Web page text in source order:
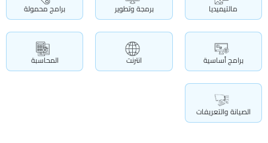
مالتيميديا برمجة وتطوير برامج محمولة
برامج أساسية انترنت المحاسبة
الصيانة والتعريفات